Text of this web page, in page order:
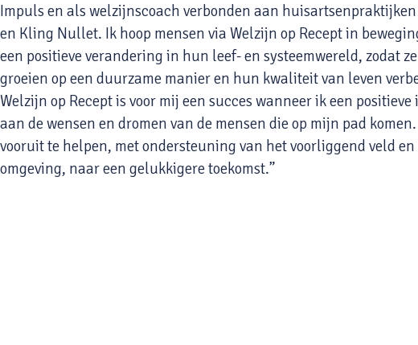
Impuls en als welzijnscoach verbonden aan
en Kling Nullet. Ik hoop mensen via Welzijn op Recept in
een positieve verandering in hun leef- en systeemwereld, zodat
groeien op een duurzame manier en hun kwaliteit van leven
Welzijn op Recept is voor mij een succes wanneer ik een
aan de wensen en dromen van de mensen die op mijn pad komen.
vooruit te helpen, met ondersteuning van het voorliggend veld
omgeving, naar een gelukkigere toekomst.”